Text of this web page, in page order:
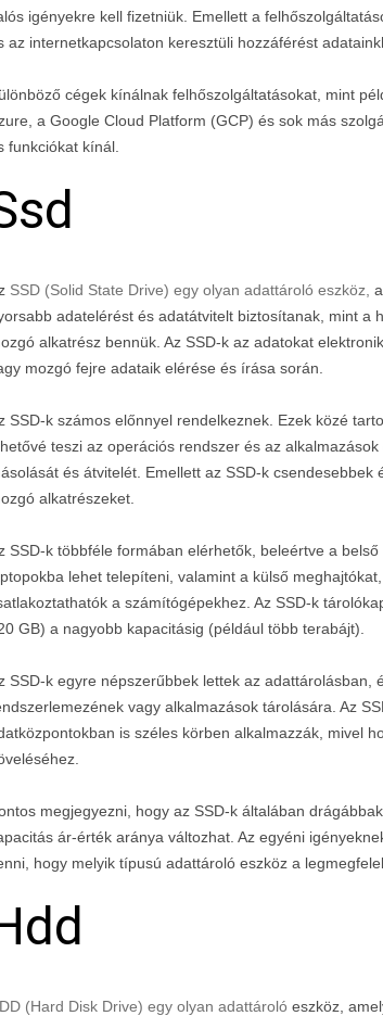
igényekre kell fizetniük. Emellett a
az internetkapcsolaton keresztüli hozzáférést
cégek kínálnak felhőszolgáltatásokat, mint
a Google Cloud Platform (GCP) és sok más
funkciókat kínál.
SSD (Solid State Drive) egy olyan adattároló eszköz,
adatelérést és adatátvitelt biztosítanak, mint a
alkatrész bennük. Az SSD-k az adatokat
mozgó fejre adataik elérése és írása során.
SSD-k számos előnnyel rendelkeznek. Ezek közé
teszi az operációs rendszer és az
és átvitelét. Emellett az SSD-k
alkatrészeket.
SSD-k többféle formában elérhetők, beleértve a
lehet telepíteni, valamint a külső
a számítógépekhez. Az SSD-k
GB) a nagyobb kapacitásig (például több terabájt).
SSD-k egyre népszerűbbek lettek az
vagy alkalmazások tárolására. Az
is széles körben alkalmazzák, mivel
megjegyezni, hogy az SSD-k általában
ár-érték aránya változhat. Az egyéni
hogy melyik típusú adattároló eszköz a
(Hard Disk Drive) egy olyan adattároló eszköz,